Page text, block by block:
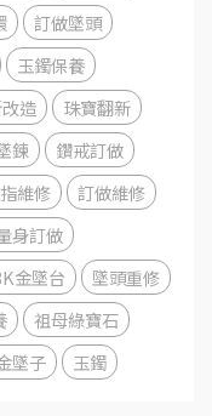
訂做墜頭
玉鐲保養
造
珠寶翻新
鍊
鑽戒訂做
維修
訂做維修
身訂做
金墜台
墜頭重修
祖母綠寶石
墜子 玉鐲